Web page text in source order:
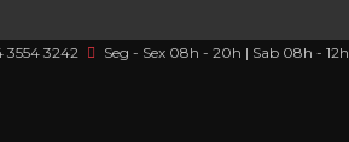
3554 3242 Seg - Sex 08h - 20h | Sab 08h - 12h